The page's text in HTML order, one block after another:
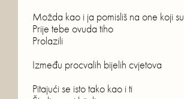
Možda kao i ja pomisliš na one koji su
Prije tebe ovuda tiho
Prolazili
Između procvalih bijelih cvjetova
Pitajući se isto tako kao i ti